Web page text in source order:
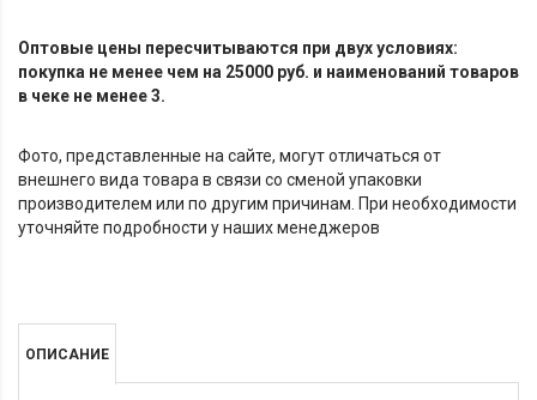
Оптовые цены пересчитываются при двух условиях:
покупка не менее чем на 25000 руб. и наименований товаров
в чеке не менее 3.
Фото, представленные на сайте, могут отличаться от
внешнего вида товара в связи со сменой упаковки
производителем или по другим причинам. При необходимости
уточняйте подробности у наших менеджеров
ОПИСАНИЕ